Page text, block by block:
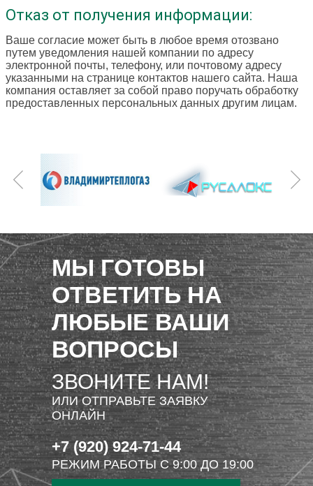
Отказ от получения информации:
Ваше согласие может быть в любое время отозвано
путем уведомления нашей компании по адресу
электронной почты, телефону, или почтовому адресу
указанными на странице контактов нашего сайта. Наша
компания оставляет за собой право поручать обработку
предоставленных персональных данных другим лицам.
МЫ ГОТОВЫ
ОТВЕТИТЬ НА
ЛЮБЫЕ ВАШИ
ВОПРОСЫ
ЗВОНИТЕ НАМ!
ИЛИ ОТПРАВЬТЕ ЗАЯВКУ
ОНЛАЙН
+7 (920) 924-71-44
РЕЖИМ РАБОТЫ С 9:00 ДО 19:00